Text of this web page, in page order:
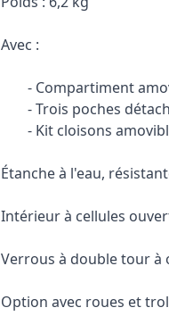
Avec :
- Compartiment
- Trois poches
- Kit cloisons
Étanche à l'eau,
Intérieur à cellules
Verrous à double tour à
Option avec roues et